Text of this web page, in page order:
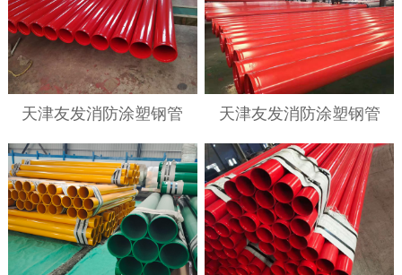
天津友发消防涂塑钢管 天津友发消防涂塑钢管